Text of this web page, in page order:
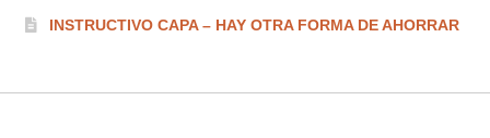
INSTRUCTIVO CAPA – HAY OTRA FORMA DE AHORRAR